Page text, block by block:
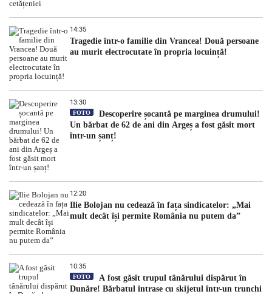
14:35
Tragedie într-o familie din Vrancea! Două persoane
au murit electrocutate în propria locuință!
13:30
FOTO
Descoperire șocantă pe marginea drumului!
Un bărbat de 62 de ani din Argeș a fost găsit mort
într-un șanț!
12:20
Ilie Bolojan nu cedează în fața sindicatelor: „Mai
mult decât își permite România nu putem da”
10:35
FOTO
A fost găsit trupul tânărului dispărut în
Dunăre! Bărbatul intrase cu skijetul într-un trunchi